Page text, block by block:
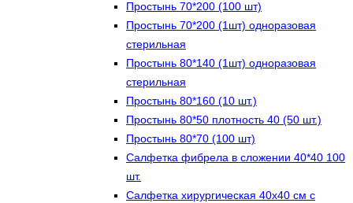
Простынь 70*200 (100 шт)
Простынь 70*200 (1шт) одноразовая
стерильная
Простынь 80*140 (1шт) одноразовая
стерильная
Простынь 80*160 (10 шт.)
Простынь 80*50 плотность 40 (50 шт.)
Простынь 80*70 (100 шт)
Салфетка фибрела в сложении 40*40 100
шт.
Салфетка хирургическая 40х40 см с